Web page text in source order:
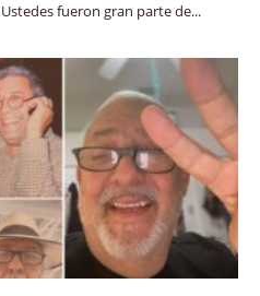
fueron gran parte de...